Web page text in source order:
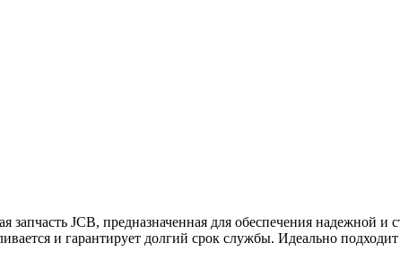
JCB, предназначенная для обеспечения надежной и
и гарантирует долгий срок службы. Идеально